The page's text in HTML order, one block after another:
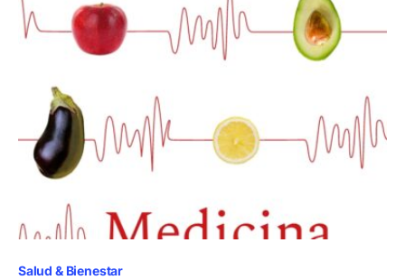
Salud & Bienestar